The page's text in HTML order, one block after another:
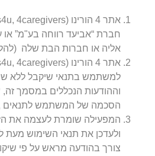
חברת “אביעד רווחה בע"מ” או
אליה או חברות הבת שלה
למשתמש בתנאי שיקבל ללא
וההודעות הנכללים במסמך
הסכמה של המשתמש לתנאים ,
המפעילה שומרת לעצמה את
ולעדכן את תנאי השימוש מעת
צורך בהודעה מראש על פי